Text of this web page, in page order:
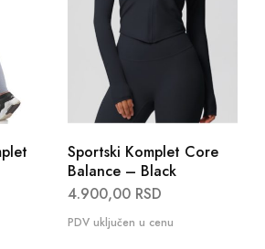
Sportski Komplet Core
Balance – Black
4.900,00 RSD